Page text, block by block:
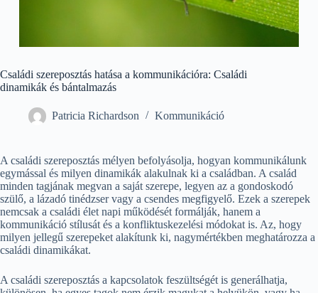
Családi szereposztás hatása a kommunikációra: Családi
dinamikák és bántalmazás
Patricia Richardson Kommunikáció
A családi szereposztás mélyen befolyásolja, hogyan kommunikálunk
egymással és milyen dinamikák alakulnak ki a családban. A család
minden tagjának megvan a saját szerepe, legyen az a gondoskodó
szülő, a lázadó tinédzser vagy a csendes megfigyelő. Ezek a szerepek
nemcsak a családi élet napi működését formálják, hanem a
kommunikáció stílusát és a konfliktuskezelési módokat is. Az, hogy
milyen jellegű szerepeket alakítunk ki, nagymértékben meghatározza a
családi dinamikákat.
A családi szereposztás a kapcsolatok feszültségét is generálhatja,